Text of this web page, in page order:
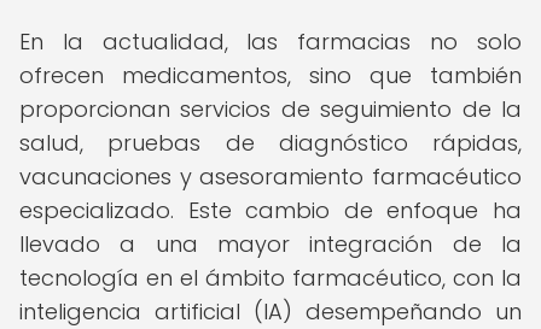
En la actualidad, las farmacias no solo
ofrecen medicamentos, sino que también
proporcionan servicios de seguimiento de la
salud, pruebas de diagnóstico rápidas,
vacunaciones y asesoramiento farmacéutico
especializado. Este cambio de enfoque ha
llevado a una mayor integración de la
tecnología en el ámbito farmacéutico, con la
inteligencia artificial (IA) desempeñando un